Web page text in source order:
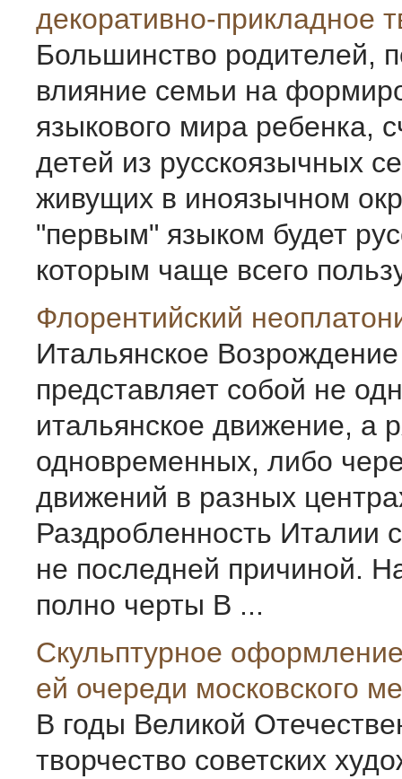
декоративно-прикладное
Большинство родителей,
влияние семьи на
языкового мира ребенка,
детей из русскоязычных
живущих в иноязычном
"первым" языком будет
которым чаще всего
Флорентийский
Итальянское Возрождение
представляет собой не
итальянское движение, а
одновременных, либо
движений в разных
Раздробленность Италии
не последней причиной.
полно черты В ...
Скульптурное
ей очереди московского
В годы Великой
творчество советских